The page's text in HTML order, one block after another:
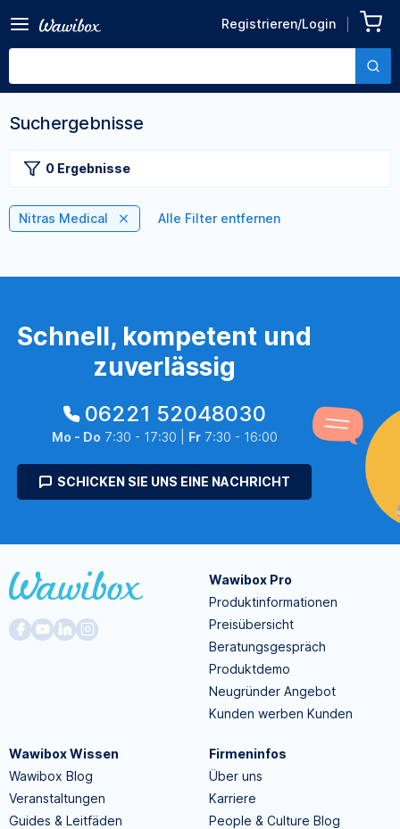
Registrieren/Login
Suchergebnisse
0 Ergebnisse
Nitras Medical Alle Filter entfernen
Schnell, kompetent und
zuverlässig
06221 52048030
Mo - Do 7:30 - 17:30 | Fr7:30 - 16:00
SCHICKEN SIE UNS EINE NACHRICHT
Wawibox Pro
Produktinformationen
Preisübersicht
Beratungsgespräch
Produktdemo
Neugründer Angebot
Kunden werben Kunden
Wawibox Wissen
Wawibox Blog
Veranstaltungen
Guides & Leitfäden
Firmeninfos
Über uns
Karriere
People & Culture Blog